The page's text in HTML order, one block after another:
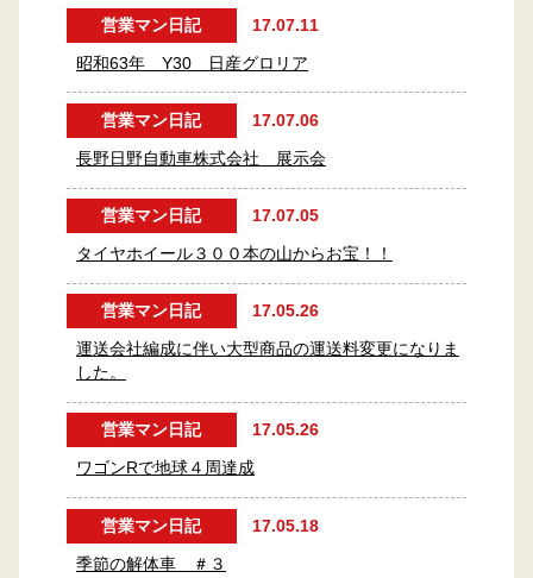
営業マン日記 17.07.11
昭和63年 Y30 日産グロリア
営業マン日記 17.07.06
長野日野自動車株式会社 展示会
営業マン日記 17.07.05
タイヤホイール３００本の山からお宝！！
営業マン日記 17.05.26
運送会社編成に伴い大型商品の運送料変更になりま
した。
営業マン日記 17.05.26
ワゴンRで地球４周達成
営業マン日記 17.05.18
季節の解体車 ＃３